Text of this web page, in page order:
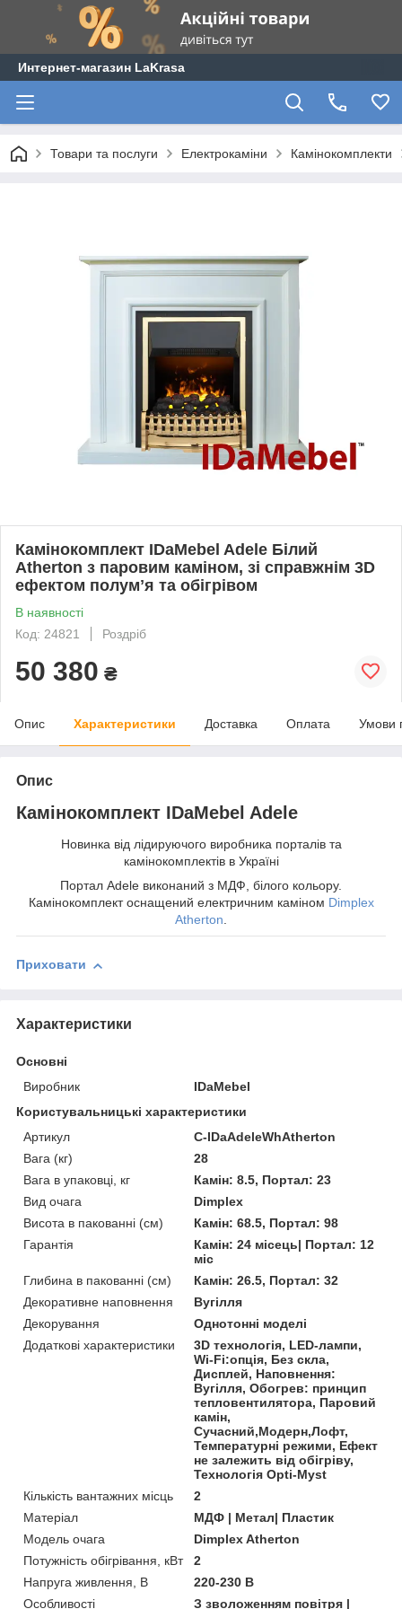
Интернет-магазин LaKrasa
Товари та послуги Електрокаміни Камінокомплекти
Камінокомплект IDaMebel Adele Білий
Atherton з паровим каміном, зі справжнім 3D
ефектом полумʼя та обігрівом
В наявності
Код: 24821
Роздріб
50 380 ₴
Опис Характеристики Доставка Оплата Умови
Опис
Камінокомплект IDaMebel Adele
Новинка від лідируючого виробника порталів та
камінокомплектів в Україні
Портал Adele виконаний з МДФ, білого кольору.
Камінокомплект оснащений електричним каміном Dimplex
Atherton.
Приховати
Характеристики
Основні
Виробник
IDaMebel
Користувальницькі характеристики
Артикул
C-IDaAdeleWhAtherton
Вага (кг)
28
Вага в упаковці, кг
Камін: 8.5, Портал: 23
Вид очага
Dimplex
Висота в пакованні (см)
Камін: 68.5, Портал: 98
Гарантія
Камін: 24 місець| Портал: 12
міс
Глибина в пакованні (см)
Камін: 26.5, Портал: 32
Декоративне наповнення
Вугілля
Декорування
Однотонні моделі
Додаткові характеристики
3D технологія, LED-лампи,
Wi-Fi:опція, Без скла,
Дисплей, Наповнення:
Вугілля, Обогрев: принцип
тепловентилятора, Паровий
камін,
Сучасний,Модерн,Лофт,
Температурні режими, Ефект
не залежить від обігріву,
Технологія Opti-Myst
Кількість вантажних місць
2
Матеріал
МДФ | Метал| Пластик
Модель очага
Dimplex Atherton
Потужність обігрівання, кВт
2
Напруга живлення, В
220-230 В
Особливості
З зволоженням повітря |